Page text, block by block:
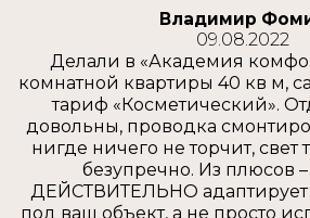
Владимир
09.08.2022
Делали в «Академия
комнатной квартиры 40 кв м,
тариф «Косметический».
довольны, проводка
нигде ничего не торчит, свет
безупречно. Из плюсов
ДЕЙСТВИТЕЛЬНО адаптирует
под ваш объект, а не просто